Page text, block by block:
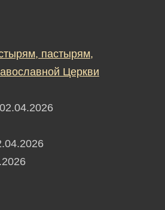
пастырям,
Церкви
02.04.2026